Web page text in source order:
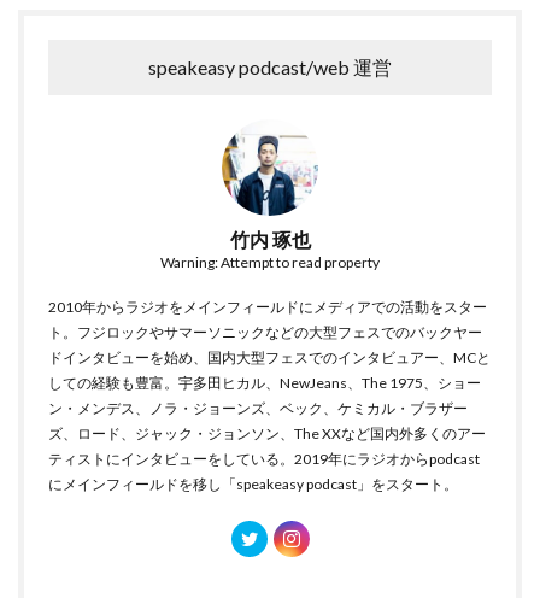
speakeasy podcast/web 運営
竹内 琢也
Warning: Attempt to read property
2010年からラジオをメインフィールドにメディアでの活動をスター
ト。フジロックやサマーソニックなどの大型フェスでのバックヤー
ドインタビューを始め、国内大型フェスでのインタビュアー、MCと
しての経験も豊富。宇多田ヒカル、NewJeans、The 1975、ショー
ン・メンデス、ノラ・ジョーンズ、ベック、ケミカル・ブラザー
ズ、ロード、ジャック・ジョンソン、The XXなど国内外多くのアー
ティストにインタビューをしている。2019年にラジオからpodcast
にメインフィールドを移し「speakeasy podcast」をスタート。